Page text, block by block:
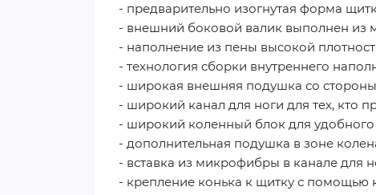
- предварительно изогнутая форма
- внешний боковой валик выполнен из
- наполнение из пены высокой
- технология сборки внутреннего
- широкая внешняя подушка со стороны
- широкий канал для ноги для тех, кто
- широкий коленный блок для
- дополнительная подушка в зоне
- вставка из микрофибры в канале для
- крепление конька к щитку с помощью